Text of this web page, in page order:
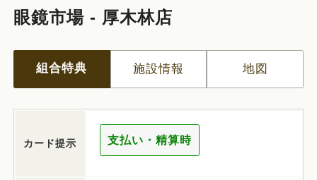
眼鏡市場 - 厚木林店
組合特典 施設情報 地図
カード提示 支払い・精算時